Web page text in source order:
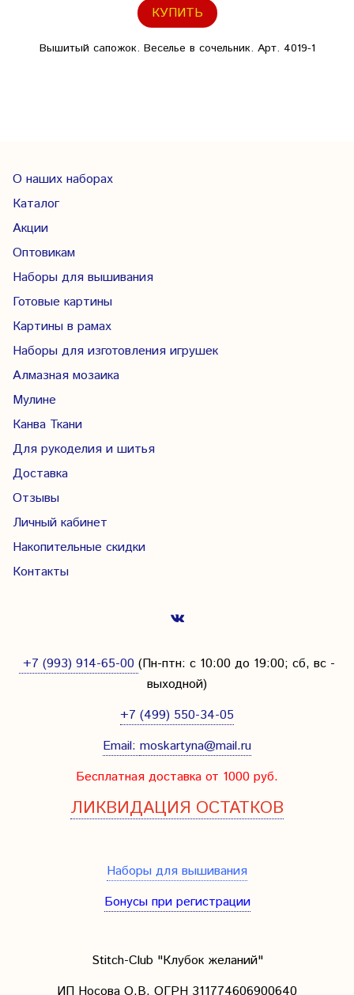
КУПИТЬ
Вышитый сапожок. Веселье в сочельник. Арт. 4019-1
О наших наборах
Каталог
Акции
Оптовикам
Наборы для вышивания
Готовые картины
Картины в рамах
Наборы для изготовления игрушек
Алмазная мозаика
Мулине
Канва Ткани
Для рукоделия и шитья
Доставка
Отзывы
Личный кабинет
Накопительные скидки
Контакты
+7 (993) 914-65-00 (Пн-птн: с 10:00 до 19:00; сб, вс -
выходной)
+7 (499) 550-34-05
Email: moskartyna@mail.ru
Бесплатная доставка от 1000 руб.
ЛИКВИДАЦИЯ ОСТАТКОВ
Наборы для вышивания
Бонусы при регистрации
Stitch-Club "Клубок желаний"